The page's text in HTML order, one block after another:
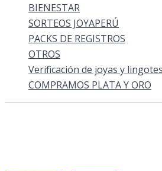
BIENESTAR
SORTEOS JOYAPERÚ
PACKS DE REGISTROS
OTROS
Verificación de joyas y lingotes
COMPRAMOS PLATA Y ORO